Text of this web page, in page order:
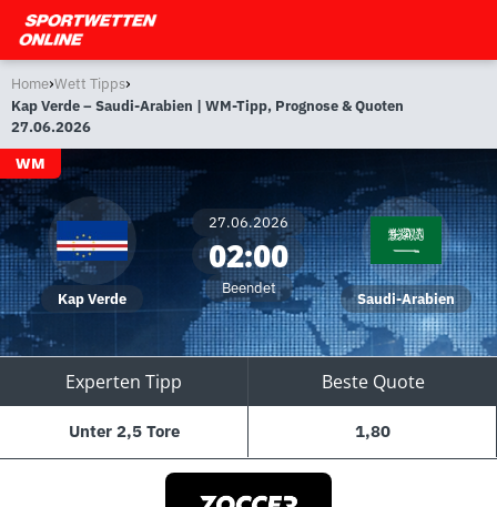
Home›Wett Tipps›
Kap Verde – Saudi-Arabien | WM-Tipp, Prognose & Quoten
27.06.2026
WM
Kap Verde
27.06.2026
02:00
Beendet
Saudi-Arabien
Experten Tipp Beste Quote
Unter 2,5 Tore 1,80